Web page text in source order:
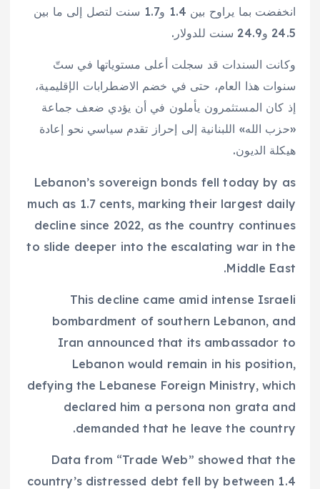
انخفضت بما يراوح بين 1.4 و1.7 سنت لتصل إلى ما بين
24.5 و24.9 سنت للدولار.
وكانت السندات قد سجلت أعلى مستوياتها في ستّ
سنوات هذا العام، حتى في خضم الاضطرابات الإقليمية،
إذ كان المستثمرون يأملون في أن يؤدي ضعف جماعة
«حزب الله» اللبنانية إلى إحراز تقدم سياسي نحو إعادة
هيكلة الديون.
Lebanon’s sovereign bonds fell today by as
much as 1.7 cents, marking their largest daily
decline since 2022, as the country continues
to slide deeper into the escalating war in the
Middle East.
This decline came amid intense Israeli
bombardment of southern Lebanon, and
Iran announced that its ambassador to
Lebanon would remain in his position,
defying the Lebanese Foreign Ministry, which
declared him a persona non grata and
demanded that he leave the country.
Data from “Trade Web” showed that the
country’s distressed debt fell by between 1.4